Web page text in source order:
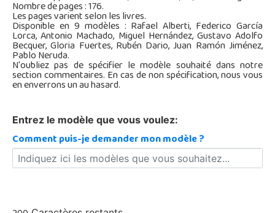
Nombre de pages : 176.
Les pages varient selon les livres.
Disponible en 9 modèles : Rafael Alberti, Federico García
Lorca, Antonio Machado, Miguel Hernández, Gustavo Adolfo
Becquer, Gloria Fuertes, Rubén Dario, Juan Ramón Jiménez,
Pablo Neruda.
N'oubliez pas de spécifier le modèle souhaité dans notre
section commentaires. En cas de non spécification, nous vous
en enverrons un au hasard.
Entrez le modèle que vous voulez:
Comment puis-je demander mon modèle ?